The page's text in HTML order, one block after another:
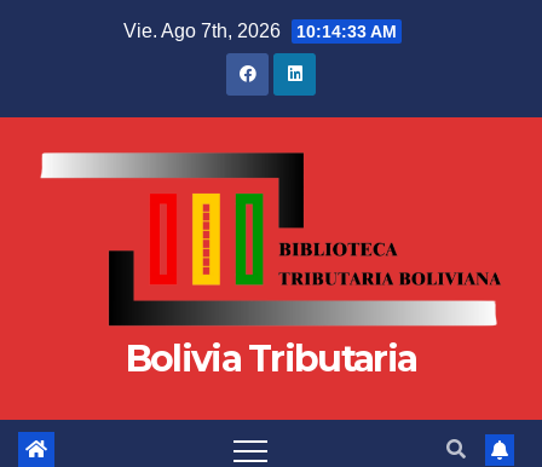
Vie. Ago 7th, 2026 10:14:34 AM
Bolivia Tributaria